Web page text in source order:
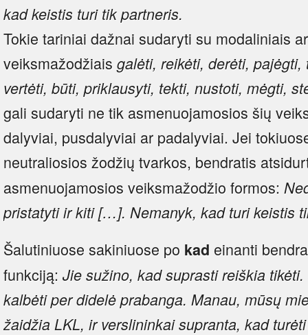
kad keistis turi tik partneris.
Tokie tariniai dažnai sudaryti su modaliniais
veiksmažodžiais galėti, reikėti, derėti,
vertėti, būti, priklausyti, tekti, nustoti, mėgti,
gali sudaryti ne tik asmenuojamosios šių
dalyviai, pusdalyviai ar padalyviai. Jei
neutraliosios žodžių tvarkos, bendratis
asmenuojamosios veiksmažodžio formos:
pristatyti ir kiti […]. Nemanyk, kad turi keistis
Šalutiniuose sakiniuose po kad einanti
funkciją: Jie sužino, kad suprasti reiškia tikėti.
kalbėti per didelė prabanga. Manau, mūsų
žaidžia LKL, ir verslininkai supranta, kad